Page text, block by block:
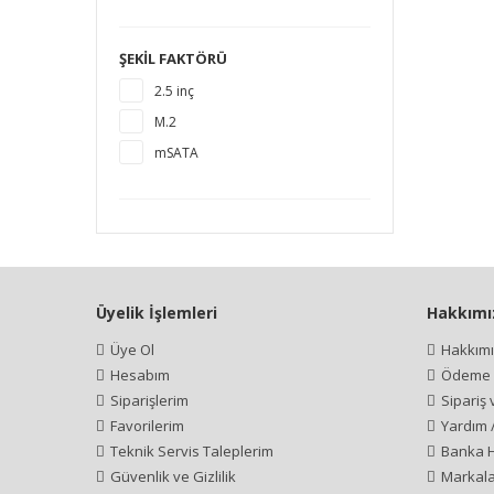
2 TB
4 TB
ŞEKIL FAKTÖRÜ
2.5 inç
M.2
mSATA
Üyelik İşlemleri
Üye Ol
Hesabım
Siparişlerim
Favorilerim
Teknik Servis Taleplerim
Güvenlik ve Gizlilik
Sipariş
Yardım
Banka